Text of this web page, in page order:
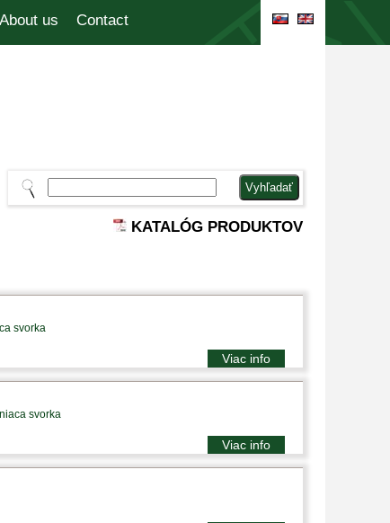
About us Contact
KATALÓG PRODUKTOV
svorka
Viac info
svorka
Viac info